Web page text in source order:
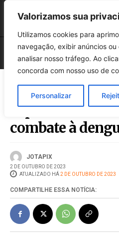
Valorizamos sua
Utilizamos cookies para
navegação, exibir anúncios
analisar nosso tráfego. Ao
concorda com nosso uso de
Personalizar
Esplanada
combate à
JOTAPIX
2 DE OUTUBRO DE 2023
ATUALIZADO HÁ2 DE OUTUBRO DE 2023
COMPARTILHE ESSA NOTÍCIA: